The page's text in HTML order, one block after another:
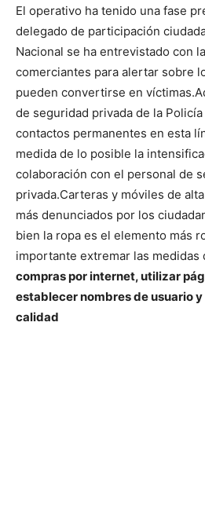
El operativo ha tenido una fase
delegado de participación
Nacional se ha entrevistado con
comerciantes para alertar sobre
pueden convertirse en víctimas.
de seguridad privada de la
contactos permanentes en esta
medida de lo posible la
colaboración con el personal de
privada.Carteras y móviles de
más denunciados por los
bien la ropa es el elemento más
importante extremar las medidas
compras por internet, utilizar
establecer nombres de usuario
calidad